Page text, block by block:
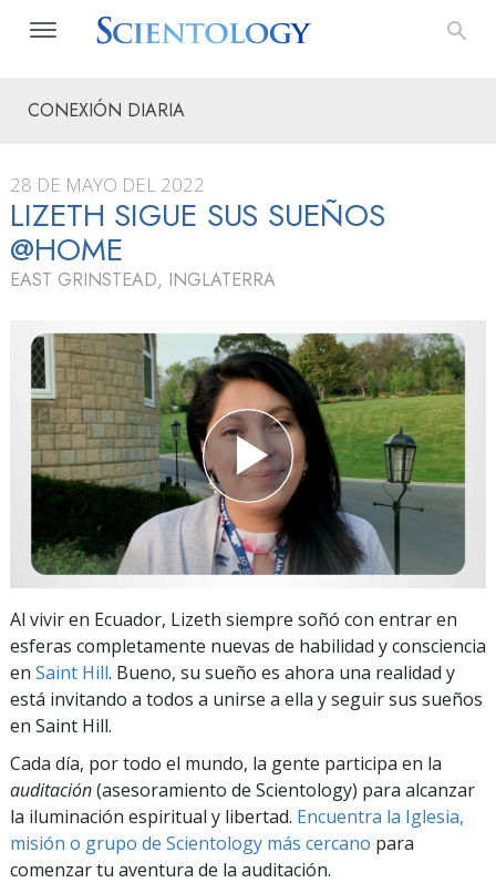
CONEXIÓN DIARIA
28 DE MAYO DEL 2022
LIZETH SIGUE SUS SUEÑOS
@HOME
EAST GRINSTEAD, INGLATERRA
Al vivir en Ecuador, Lizeth siempre soñó con entrar en
esferas completamente nuevas de habilidad y consciencia
en Saint Hill. Bueno, su sueño es ahora una realidad y
está invitando a todos a unirse a ella y seguir sus sueños
en Saint Hill.
Cada día, por todo el mundo, la gente participa en la
auditación(asesoramiento de Scientology) para alcanzar
la iluminación espiritual y libertad. Encuentra la Iglesia,
misión o grupo de Scientology más cercano para
comenzar tu aventura de la auditación.